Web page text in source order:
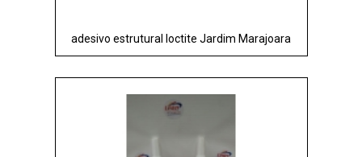
adesivo estrutural loctite Jardim Marajoara